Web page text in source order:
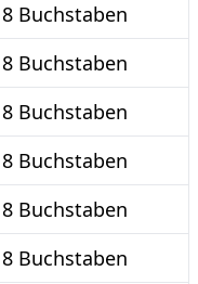
8 Buchstaben
8 Buchstaben
8 Buchstaben
8 Buchstaben
8 Buchstaben
8 Buchstaben